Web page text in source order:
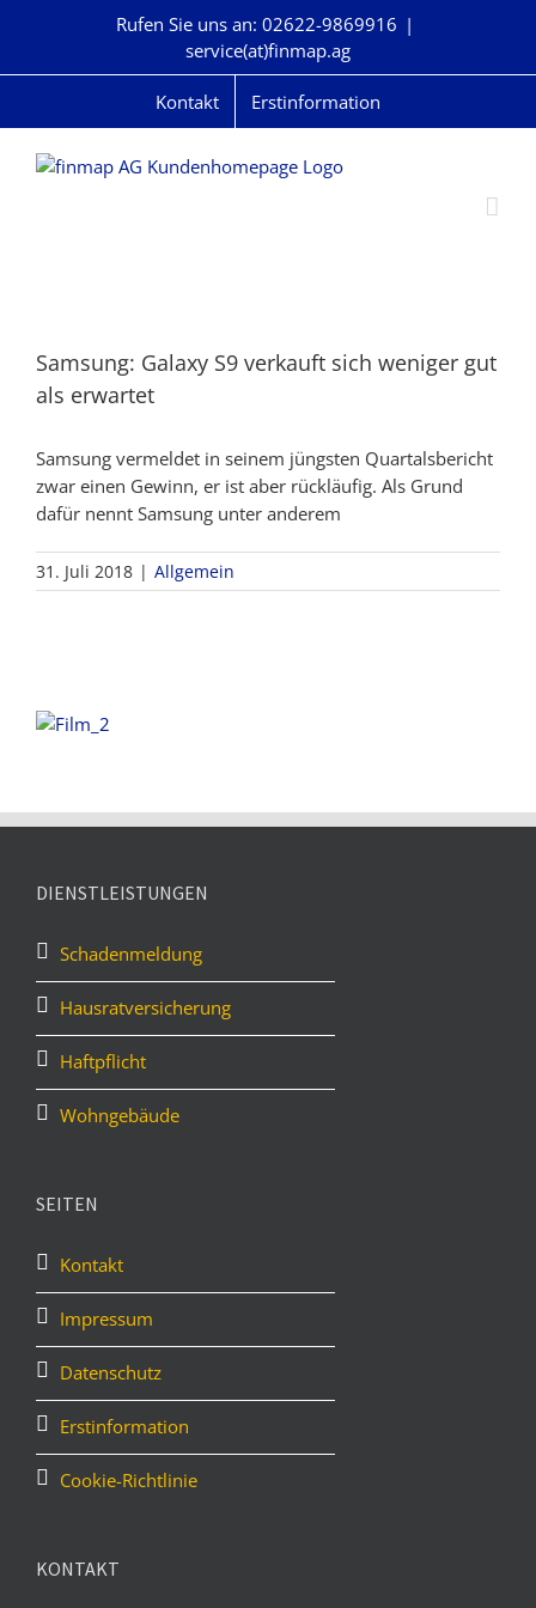
Rufen Sie uns an: 02622-9869916 |
service(at)finmap.ag
Kontakt Erstinformation
Samsung: Galaxy S9 verkauft sich weniger gut
als erwartet
Samsung vermeldet in seinem jüngsten Quartalsbericht
zwar einen Gewinn, er ist aber rückläufig. Als Grund
dafür nennt Samsung unter anderem
31. Juli 2018 | Allgemein
DIENSTLEISTUNGEN
Schadenmeldung
Hausratversicherung
Haftpflicht
Wohngebäude
SEITEN
Kontakt
Impressum
Datenschutz
Erstinformation
Cookie-Richtlinie
KONTAKT